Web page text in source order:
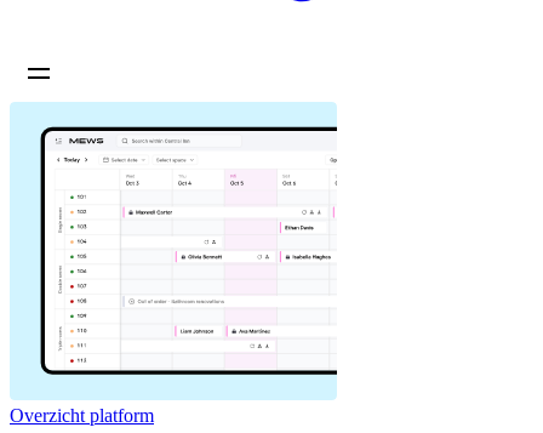
Overzicht platform